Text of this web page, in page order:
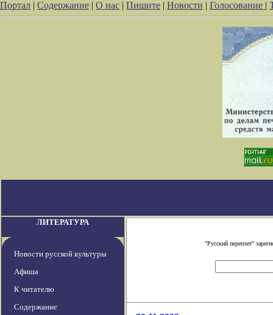
Портал | Содержание | О нас | Пишите | Новости | Голосование |
ЛИТЕРАТУРА
Новости русской культуры
Афиша
К читателю
Содержание
"Русский переплет"